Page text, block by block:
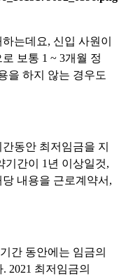
는데요, 신입 사원이
보통 1 ~ 3개월 정
을 하지 않는 경우도
동안 최저임금을 지
기간이 1년 이상일것,
당 내용을 근로계약서,
간 동안에는 임금의
2021 최저임금의